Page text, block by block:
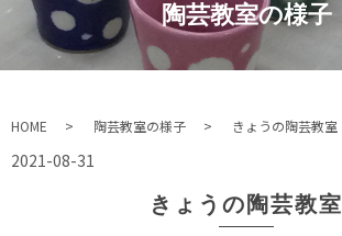
陶芸教室の様子
HOME 陶芸教室の様子 きょうの陶芸教室
2021-08-31
きょうの陶芸教室